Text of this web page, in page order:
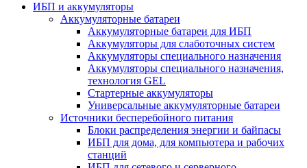
ИБП и аккумуляторы
Аккумуляторные батареи
Аккумуляторные батареи для ИБП
Аккумуляторы для слаботочных систем
Аккумуляторы специального назначения
Аккумуляторы специального назначения,
технология GEL
Стартерные аккумуляторы
Универсальные аккумуляторные батареи
Источники бесперебойного питания
Блоки распределения энергии и байпасы
ИБП для дома, для компьютера и рабочих
станций